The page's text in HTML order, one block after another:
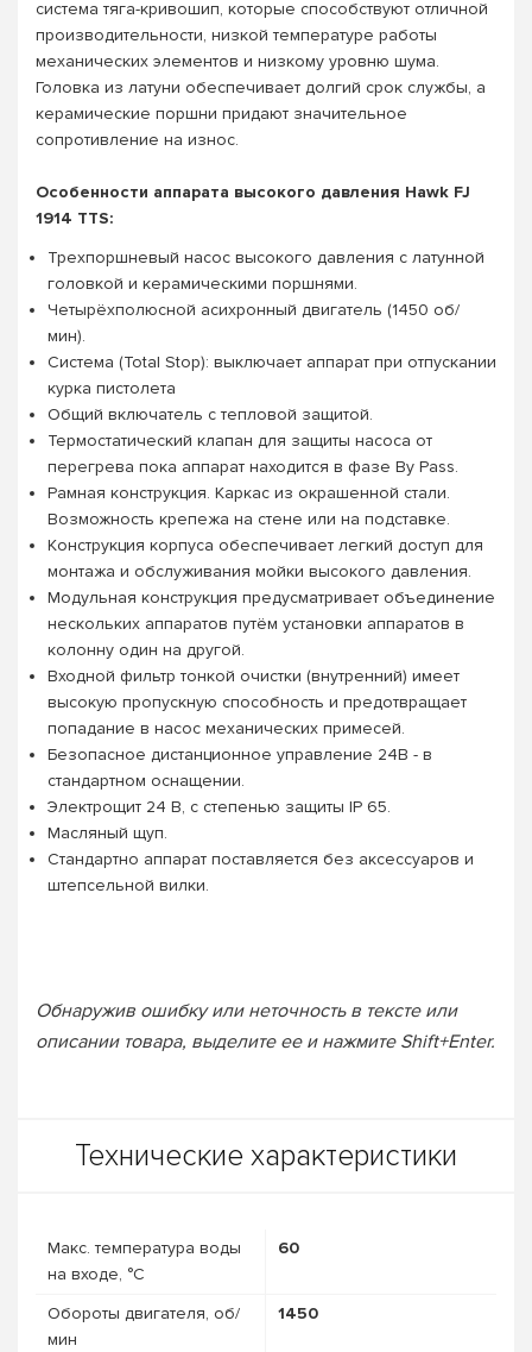
система тяга-кривошип, которые способствуют отличной
производительности, низкой температуре работы
механических элементов и низкому уровню шума.
Головка из латуни обеспечивает долгий срок службы, а
керамические поршни придают значительное
сопротивление на износ.
Особенности аппарата высокого давления Hawk FJ
1914 TTS:
Трехпоршневый насос высокого давления с латунной
головкой и керамическими поршнями.
Четырёхполюсной асихронный двигатель (1450 об/
мин).
Система (Total Stop): выключает аппарат при отпускании
курка пистолета
Общий включатель с тепловой защитой.
Термостатический клапан для защиты насоса от
перегрева пока аппарат находится в фазе By Pass.
Рамная конструкция. Каркас из окрашенной стали.
Возможность крепежа на стене или на подставке.
Конструкция корпуса обеспечивает легкий доступ для
монтажа и обслуживания мойки высокого давления.
Модульная конструкция предусматривает объединение
нескольких аппаратов путём установки аппаратов в
колонну один на другой.
Входной фильтр тонкой очистки (внутренний) имеет
высокую пропускную способность и предотвращает
попадание в насос механических примесей.
Безопасное дистанционное управление 24В - в
стандартном оснащении.
Электрощит 24 В, с степенью защиты IP 65.
Масляный щуп.
Стандартно аппарат поставляется без аксессуаров и
штепсельной вилки.
Обнаружив ошибку или неточность в тексте или
описании товара, выделите ее и нажмите Shift+Enter.
Технические характеристики
Макс. температура воды
на входе, °C
60
Обороты двигателя, об/
мин
1450